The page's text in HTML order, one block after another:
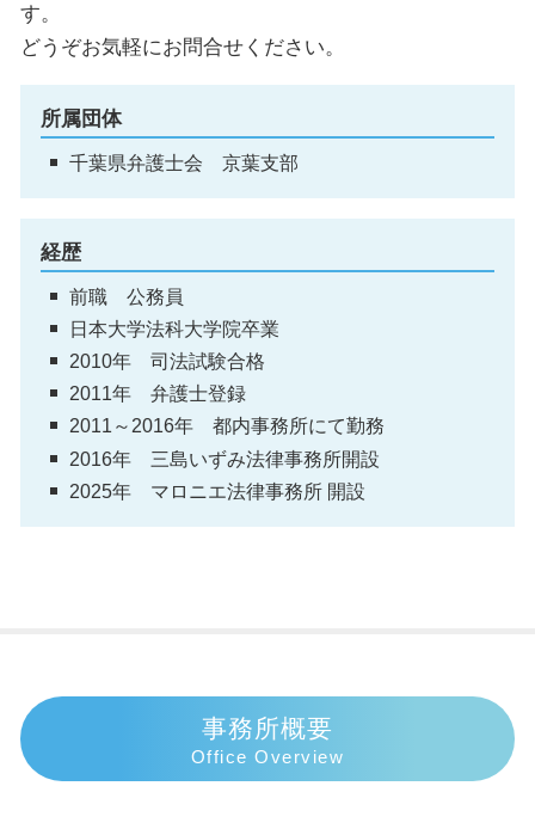
す。
どうぞお気軽にお問合せください。
所属団体
千葉県弁護士会 京葉支部
経歴
前職 公務員
日本大学法科大学院卒業
2010年 司法試験合格
2011年 弁護士登録
2011～2016年 都内事務所にて勤務
2016年 三島いずみ法律事務所開設
2025年 マロニエ法律事務所 開設
事務所概要
Office Overview